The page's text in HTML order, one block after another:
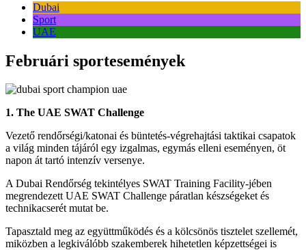
Dubai
Sport
UAE
Februári sportesemények
1. The UAE SWAT Challenge
Vezető rendőrségi/katonai és büntetés-végrehajtási taktikai csapatok
a világ minden tájáról egy izgalmas, egymás elleni eseményen, öt
napon át tartó intenzív versenye.
A Dubai Rendőrség tekintélyes SWAT Training Facility-jében
megrendezett UAE SWAT Challenge páratlan készségeket és
technikacserét mutat be.
Tapasztald meg az együttműködés és a kölcsönös tisztelet szellemét,
miközben a legkiválóbb szakemberek hihetetlen képzettségei is